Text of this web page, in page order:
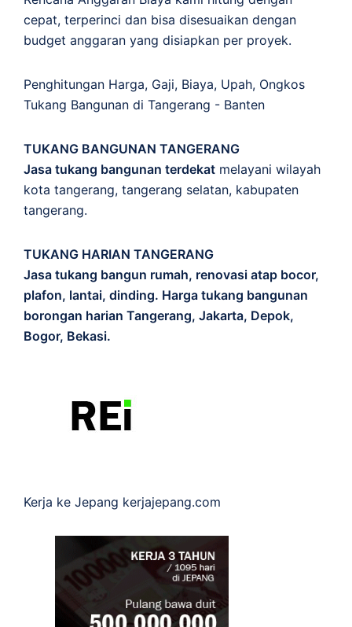
cepat, terperinci dan bisa disesuaikan dengan
budget anggaran yang disiapkan per proyek.
Penghitungan Harga, Gaji, Biaya, Upah, Ongkos
Tukang Bangunan di Tangerang - Banten
TUKANG BANGUNAN TANGERANG
Jasa tukang bangunan terdekat melayani wilayah
kota tangerang, tangerang selatan, kabupaten
tangerang.
TUKANG HARIAN TANGERANG
Jasa tukang bangun rumah, renovasi atap bocor,
plafon, lantai, dinding. Harga tukang bangunan
borongan harian Tangerang, Jakarta, Depok,
Bogor, Bekasi.
Kerja ke Jepang kerjajepang.com